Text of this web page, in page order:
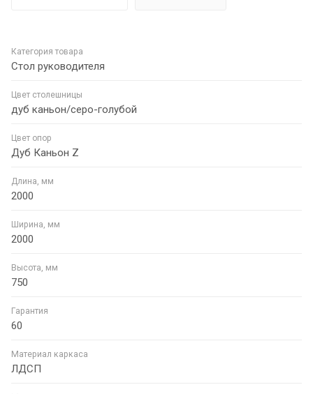
Категория товара
Стол руководителя
Цвет столешницы
дуб каньон/серо-голубой
Цвет опор
Дуб Каньон Z
Длина, мм
2000
Ширина, мм
2000
Высота, мм
750
Гарантия
60
Материал каркаса
ЛДСП